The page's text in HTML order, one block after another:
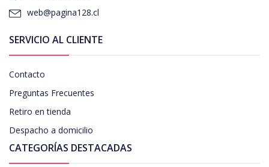
web@pagina128.cl
SERVICIO AL CLIENTE
Contacto
Preguntas Frecuentes
Retiro en tienda
Despacho a domicilio
CATEGORÍAS DESTACADAS